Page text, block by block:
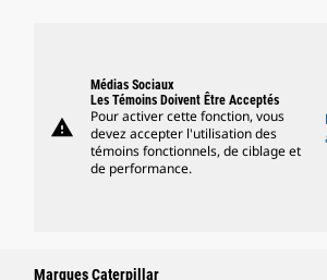
warning
Médias Sociaux
Les Témoins Doivent Être Acceptés
Pour activer cette fonction, vous
devez accepter l'utilisation des
témoins fonctionnels, de ciblage et
de performance.
Marques Caterpillar